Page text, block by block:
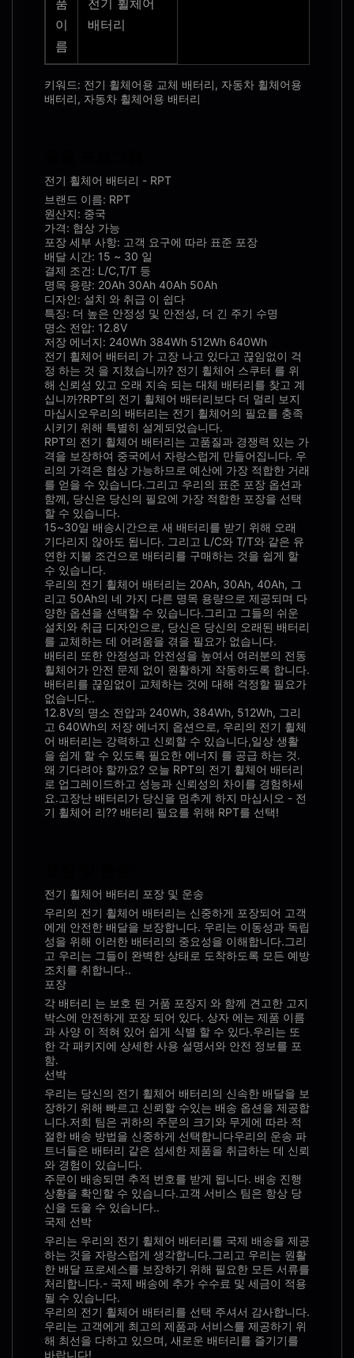
품
이
름
전기 휠체어
배터리
키워드: 전기 휠체어용 교체 배터리, 자동차 휠체어용
배터리, 자동차 휠체어용 배터리
전기 휠체어 배터리 - RPT
브랜드 이름: RPT
원산지: 중국
가격: 협상 가능
포장 세부 사항: 고객 요구에 따라 표준 포장
배달 시간: 15 ~ 30 일
결제 조건: L/C,T/T 등
명목 용량: 20Ah 30Ah 40Ah 50Ah
디자인: 설치 와 취급 이 쉽다
특징: 더 높은 안정성 및 안전성, 더 긴 주기 수명
명소 전압: 12.8V
저장 에너지: 240Wh 384Wh 512Wh 640Wh
전기 휠체어 배터리 가 고장 나고 있다고 끊임없이 걱
정 하는 것 을 지쳤습니까? 전기 휠체어 스쿠터 를 위
해 신뢰성 있고 오래 지속 되는 대체 배터리를 찾고 계
십니까?RPT의 전기 휠체어 배터리보다 더 멀리 보지
마십시오우리의 배터리는 전기 휠체어의 필요를 충족
시키기 위해 특별히 설계되었습니다.
RPT의 전기 휠체어 배터리는 고품질과 경쟁력 있는 가
격을 보장하여 중국에서 자랑스럽게 만들어집니다. 우
리의 가격은 협상 가능하므로 예산에 가장 적합한 거래
를 얻을 수 있습니다.그리고 우리의 표준 포장 옵션과
함께, 당신은 당신의 필요에 가장 적합한 포장을 선택
할 수 있습니다.
15~30일 배송시간으로 새 배터리를 받기 위해 오래
기다리지 않아도 됩니다. 그리고 L/C와 T/T와 같은 유
연한 지불 조건으로 배터리를 구매하는 것을 쉽게 할
수 있습니다.
우리의 전기 휠체어 배터리는 20Ah, 30Ah, 40Ah, 그
리고 50Ah의 네 가지 다른 명목 용량으로 제공되며 다
양한 옵션을 선택할 수 있습니다.그리고 그들의 쉬운
설치와 취급 디자인으로, 당신은 당신의 오래된 배터리
를 교체하는 데 어려움을 겪을 필요가 없습니다.
배터리 또한 안정성과 안전성을 높여서 여러분의 전동
휠체어가 안전 문제 없이 원활하게 작동하도록 합니다.
배터리를 끊임없이 교체하는 것에 대해 걱정할 필요가
없습니다..
12.8V의 명소 전압과 240Wh, 384Wh, 512Wh, 그리
고 640Wh의 저장 에너지 옵션으로, 우리의 전기 휠체
어 배터리는 강력하고 신뢰할 수 있습니다,일상 생활
을 쉽게 할 수 있도록 필요한 에너지 를 공급 하는 것.
왜 기다려야 할까요? 오늘 RPT의 전기 휠체어 배터리
로 업그레이드하고 성능과 신뢰성의 차이를 경험하세
요.고장난 배터리가 당신을 멈추게 하지 마십시오 - 전
기 휠체어 리?? 배터리 필요를 위해 RPT를 선택!
전기 휠체어 배터리 포장 및 운송
우리의 전기 휠체어 배터리는 신중하게 포장되어 고객
에게 안전한 배달을 보장합니다. 우리는 이동성과 독립
성을 위해 이러한 배터리의 중요성을 이해합니다.그리
고 우리는 그들이 완벽한 상태로 도착하도록 모든 예방
조치를 취합니다..
포장
각 배터리 는 보호 된 거품 포장지 와 함께 견고한 고지
박스에 안전하게 포장 되어 있다. 상자 에는 제품 이름
과 사양 이 적혀 있어 쉽게 식별 할 수 있다.우리는 또
한 각 패키지에 상세한 사용 설명서와 안전 정보를 포
함.
선박
우리는 당신의 전기 휠체어 배터리의 신속한 배달을 보
장하기 위해 빠르고 신뢰할 수있는 배송 옵션을 제공합
니다.저희 팀은 귀하의 주문의 크기와 무게에 따라 적
절한 배송 방법을 신중하게 선택합니다우리의 운송 파
트너들은 배터리 같은 섬세한 제품을 취급하는 데 신뢰
와 경험이 있습니다.
주문이 배송되면 추적 번호를 받게 됩니다. 배송 진행
상황을 확인할 수 있습니다.고객 서비스 팀은 항상 당
신을 도울 수 있습니다..
국제 선박
우리는 우리의 전기 휠체어 배터리를 국제 배송을 제공
하는 것을 자랑스럽게 생각합니다.그리고 우리는 원활
한 배달 프로세스를 보장하기 위해 필요한 모든 서류를
처리합니다.- 국제 배송에 추가 수수료 및 세금이 적용
될 수 있습니다.
우리의 전기 휠체어 배터리를 선택 주셔서 감사합니다.
우리는 고객에게 최고의 제품과 서비스를 제공하기 위
해 최선을 다하고 있으며, 새로운 배터리를 즐기기를
바랍니다!